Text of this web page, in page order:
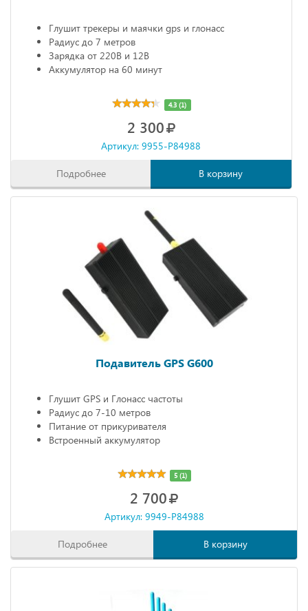
Глушит трекеры и маячки gps и глонасс
Радиус до 7 метров
Зарядка от 220В и 12В
Аккумулятор на 60 минут
4.3 (1)
2 300
Артикул: 9955-P84988
Подробнее В корзину
Подавитель GPS G600
Глушит GPS и Глонасс частоты
Радиус до 7-10 метров
Питание от прикуривателя
Встроенный аккумулятор
5 (1)
2 700
Артикул: 9949-P84988
Подробнее В корзину